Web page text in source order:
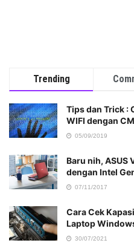
Trending
Tips dan Trick :
WIFI dengan
05/09/2019
Baru nih, ASUS
dengan Intel
07/11/2017
Cara Cek
Laptop
30/07/2021